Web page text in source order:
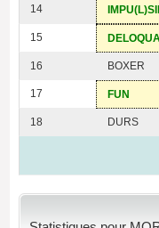
14
15
16 BOXER
17 FUN
18 DURS